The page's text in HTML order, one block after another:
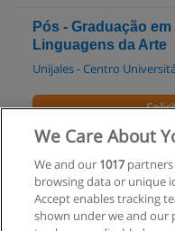
Pós - Graduação
Linguagens da Arte
Unijales - Centro
Pós - Graduação
Saúde
Unijales - Centro
We Care About
We and our 1017partners
browsing data or unique
Accept enables tracking
shown under we and our